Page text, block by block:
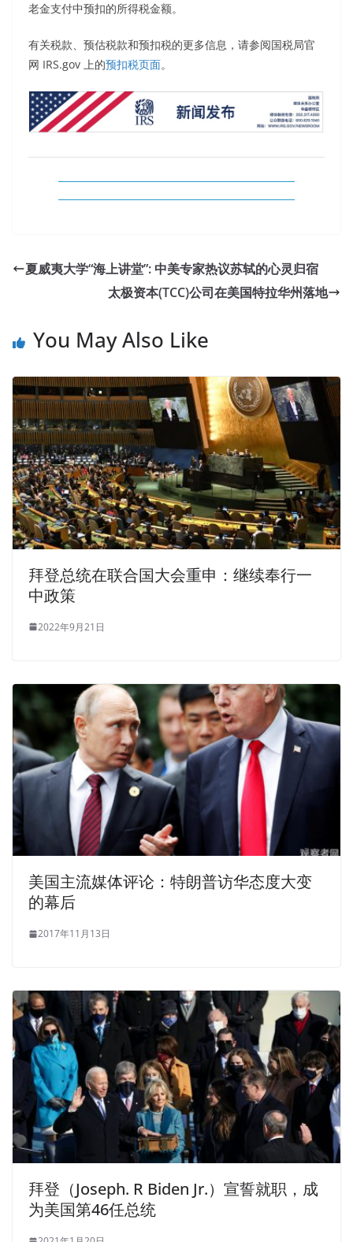
老金支付中预扣的所得税金额。
有关税款、预估税款和预扣税的更多信息，请参阅国税局官
网 IRS.gov 上的预扣税页面。
夏威夷大学“海上讲堂”: 中美专家热议苏轼的心灵归宿
太极资本(TCC)公司在美国特拉华州落地
You May Also Like
拜登总统在联合国大会重申：继续奉行一
中政策
2022年9月21日
美国主流媒体评论：特朗普访华态度大变
的幕后
2017年11月13日
拜登（Joseph. R Biden Jr.）宣誓就职，成
为美国第46任总统